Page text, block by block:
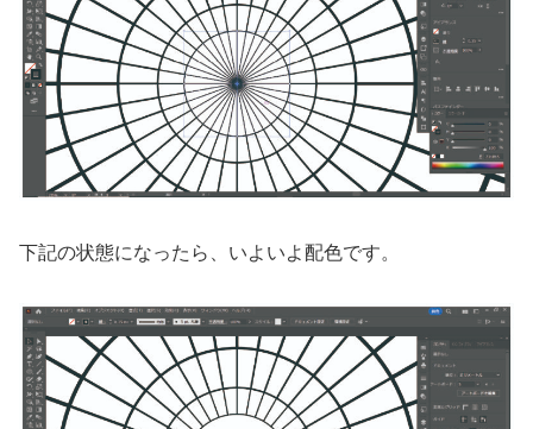
下記の状態になったら、いよいよ配色です。